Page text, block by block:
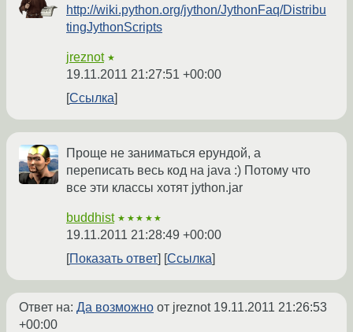
http://wiki.python.org/jython/JythonFaq/Distribu
tingJythonScripts
jreznot ★
19.11.2011 21:27:51 +00:00
Ссылка
Проще не заниматься ерундой, а
переписать весь код на java :) Потому что
все эти классы хотят jython.jar
buddhist ★★★★★
19.11.2011 21:28:49 +00:00
Показать ответ
Ссылка
Ответ на: Да возможно от jreznot 19.11.2011 21:26:53
+00:00